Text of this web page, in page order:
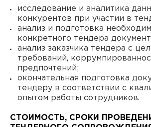
исследование и аналитика
конкурентов при участии в
анализ и подготовка
конкретного тендера
анализ заказчика тендера с
требований,
предпочтений;
окончательная подготовка
тендеру в соответствии с
опытом работы сотрудников.
СТОИМОСТЬ, СРОКИ